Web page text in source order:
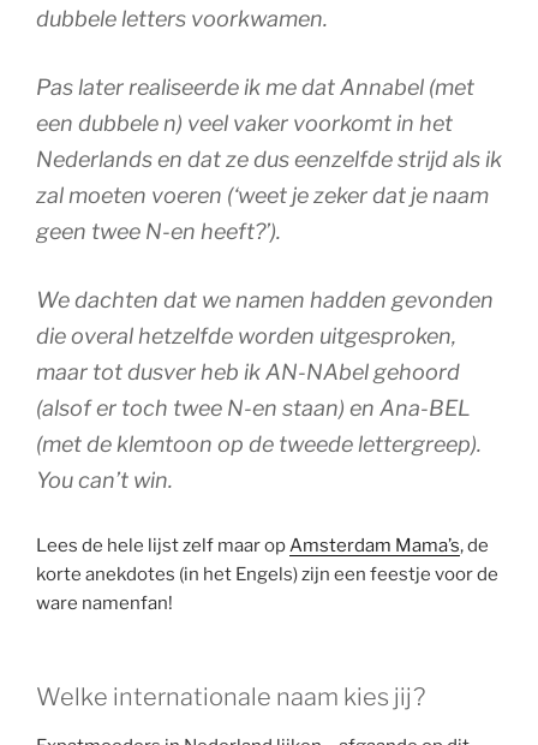
dubbele letters voorkwamen.
Pas later realiseerde ik me dat Annabel (met
een dubbele n) veel vaker voorkomt in het
Nederlands en dat ze dus eenzelfde strijd als ik
zal moeten voeren (‘weet je zeker dat je naam
geen twee N-en heeft?’).
We dachten dat we namen hadden gevonden
die overal hetzelfde worden uitgesproken,
maar tot dusver heb ik AN-NAbel gehoord
(alsof er toch twee N-en staan) en Ana-BEL
(met de klemtoon op de tweede lettergreep).
You can’t win.
Lees de hele lijst zelf maar opAmsterdam Mama’s, de
korte anekdotes (in het Engels) zijn een feestje voor de
ware namenfan!
Welke internationale naam kies jij?